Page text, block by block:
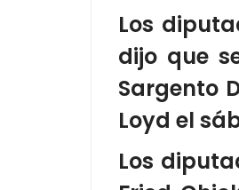
Los
dijo que
Sargento
Loyd el
Los